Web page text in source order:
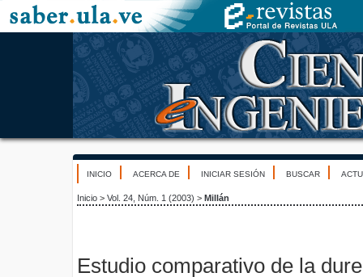
INICIO ACERCA DE INICIAR SESIÓN BUSCAR
Inicio > Vol. 24, Núm. 1 (2003) > Millán
Estudio comparativo de la